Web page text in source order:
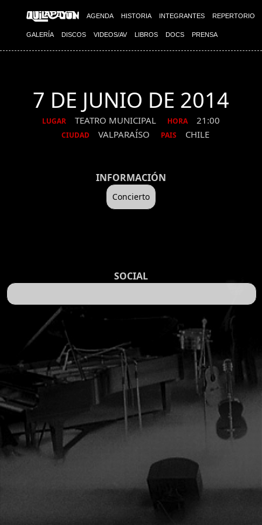
AGENDA HISTORIA INTEGRANTES REPERTORIO
GALERÍA DISCOS VIDEOS/AV LIBROS DOCS PRENSA
7 DE JUNIO DE 2014
LUGAR TEATRO MUNICIPAL HORA 21:00
CIUDAD VALPARAÍSO PAIS CHILE
INFORMACIÓN
Concierto
SOCIAL